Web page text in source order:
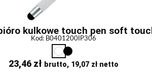
kulkowe touch pen soft
Kod: B0401200IP306
23,46 zł brutto, 19,07 złnetto